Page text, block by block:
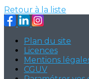
Retour à la liste
Plan du site
Licences
Mentions
CGUV